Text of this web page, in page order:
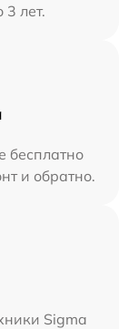
3 лет.
бесплатно
и обратно.
Sigma